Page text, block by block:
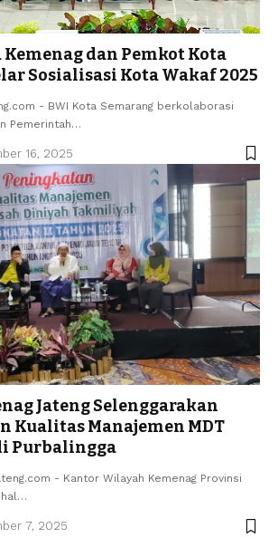
Kemenag dan Pemkot Kota
Sosialisasi Kota Wakaf 2025
- BWI Kota Semarang berkolaborasi
Pemerintah…
16, 2025
Jateng Selenggarakan
Kualitas Manajemen MDT
Purbalingga
- Kantor Wilayah Kemenag Provinsi
hal…
7, 2025